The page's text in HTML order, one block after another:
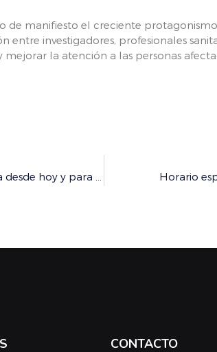
de manifiesto el creciente
investigadores, profesionales
la atención a las personas
Horario
CONTACTO